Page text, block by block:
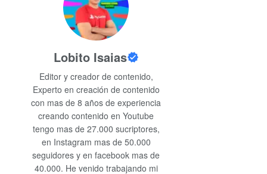
Lobito Isaias
Editor y creador de contenido,
Experto en creación de contenido
con mas de 8 años de experiencia
creando contenido en Youtube
tengo mas de 27.000 sucriptores,
en Instagram mas de 50.000
seguidores y en facebook mas de
40.000. He venido trabajando mi